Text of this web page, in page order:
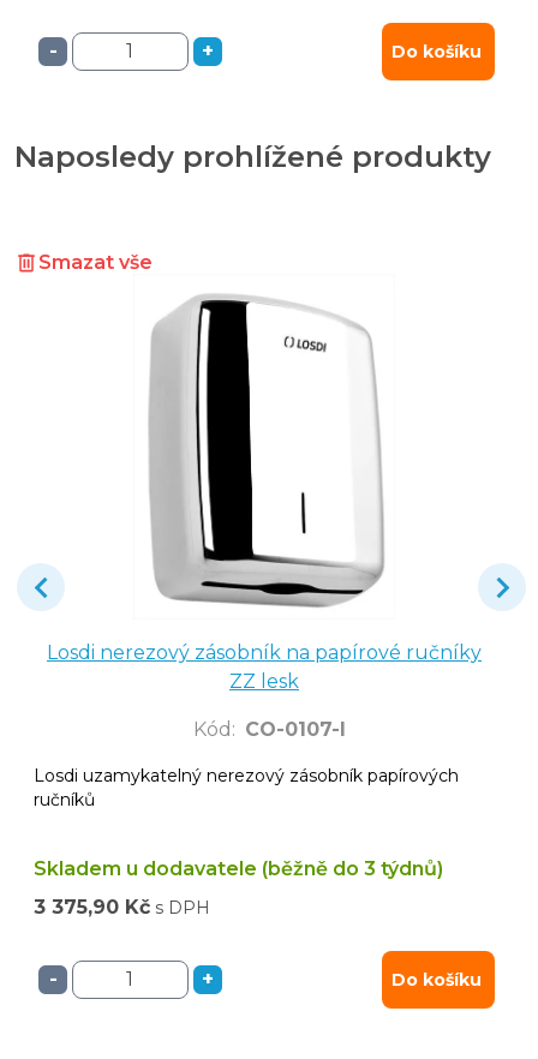
- + Do košíku
Naposledy prohlížené produkty
Smazat vše
Losdi nerezový zásobník na papírové ručníky
ZZ lesk
Kód : CO-0107-l
Losdi uzamykatelný nerezový zásobník papírových
ručníků
Skladem u dodavatele (běžně do 3 týdnů)
3 375,90 Kč s DPH
- + Do košíku